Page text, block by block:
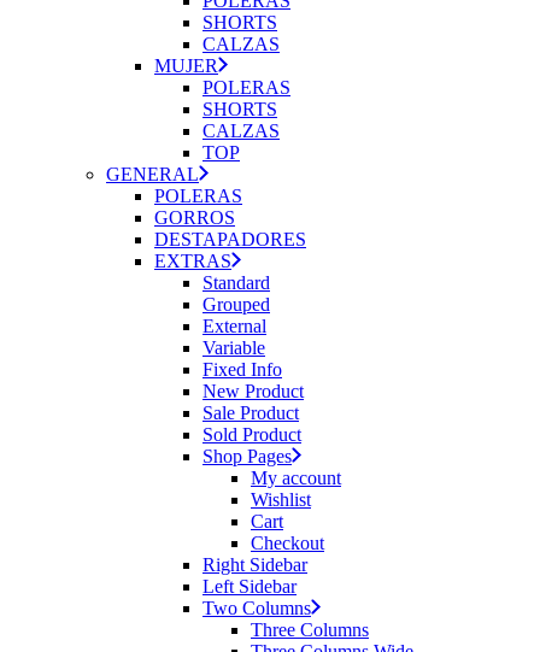
SHORTS
CALZAS
MUJER
POLERAS
SHORTS
CALZAS
TOP
GENERAL
POLERAS
GORROS
DESTAPADORES
EXTRAS
Standard
Grouped
External
Variable
Fixed Info
New Product
Sale Product
Sold Product
Shop Pages
My account
Wishlist
Cart
Checkout
Right Sidebar
Left Sidebar
Two Columns
Three Columns